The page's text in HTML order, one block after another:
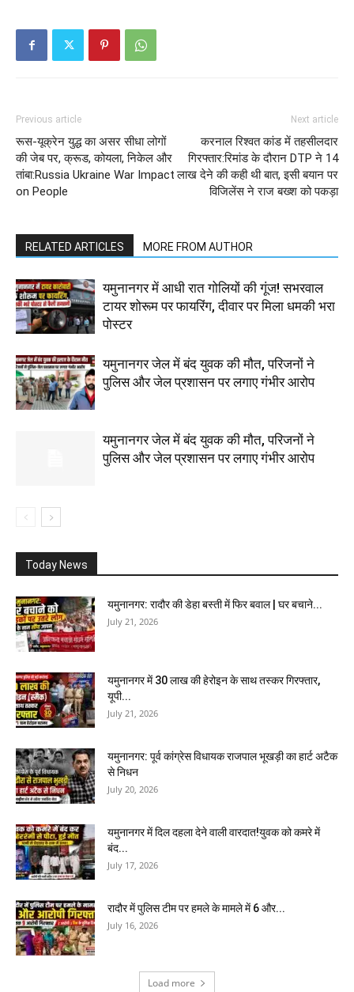
Previous article
रूस-यूक्रेन युद्ध का असर सीधा लोगों
की जेब पर, क्रूड, कोयला, निकेल और
तांबा:Russia Ukraine War Impact
on People
Next article
करनाल रिश्वत कांड में तहसीलदार
गिरफ्तार:रिमांड के दौरान DTP ने 14
लाख देने की कही थी बात, इसी बयान पर
विजिलेंस ने राज बख्श को पकड़ा
RELATED ARTICLES MORE FROM AUTHOR
यमुनानगर में आधी रात गोलियों की गूंज! सभरवाल
टायर शोरूम पर फायरिंग, दीवार पर मिला धमकी भरा
पोस्टर
यमुनानगर जेल में बंद युवक की मौत, परिजनों ने
पुलिस और जेल प्रशासन पर लगाए गंभीर आरोप
यमुनानगर जेल में बंद युवक की मौत, परिजनों ने
पुलिस और जेल प्रशासन पर लगाए गंभीर आरोप
Today News
यमुनानगर: रादौर की डेहा बस्ती में फिर बवाल | घर बचाने...
July 21, 2026
यमुनानगर में 30 लाख की हेरोइन के साथ तस्कर गिरफ्तार,
यूपी...
July 21, 2026
यमुनानगर: पूर्व कांग्रेस विधायक राजपाल भूखड़ी का हार्ट अटैक
से निधन
July 20, 2026
यमुनानगर में दिल दहला देने वाली वारदात!युवक को कमरे में
बंद...
July 17, 2026
रादौर में पुलिस टीम पर हमले के मामले में 6 और...
July 16, 2026
Load more